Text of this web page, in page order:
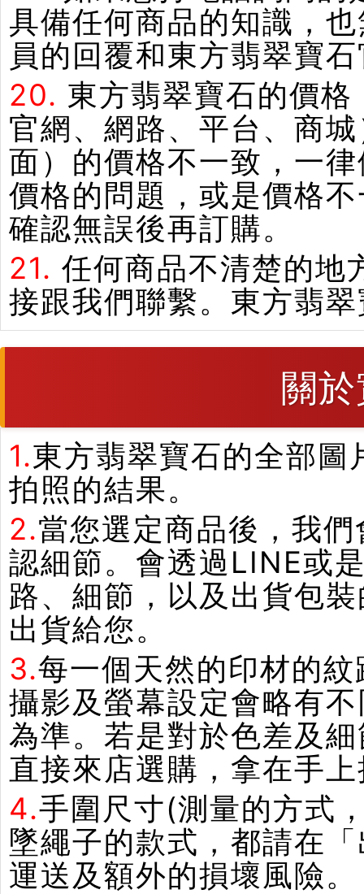
具備任何商品的知識，
員的回覆和東方翡翠寶
20. 東方翡翠寶石的價
官網、網路、平台、商
面）的價格不一致，一
價格的問題，或是價格
確認無誤後再訂購。
21. 任何商品不清楚的地
接跟我們聯繫。東方翡
關
1.東方翡翠寶石的全部
拍照的結果。
2.當您選定商品後，我
認細節。會透過LINE或
路、細節，以及出貨包
出貨給您。
3.每一個天然的印材的
攝影及螢幕設定會略有
為準。若是對於色差及
直接來店選購，拿在手
4.手圍尺寸(測量的方式
墜繩子的款式，都請在
運送及額外的損壞風險。